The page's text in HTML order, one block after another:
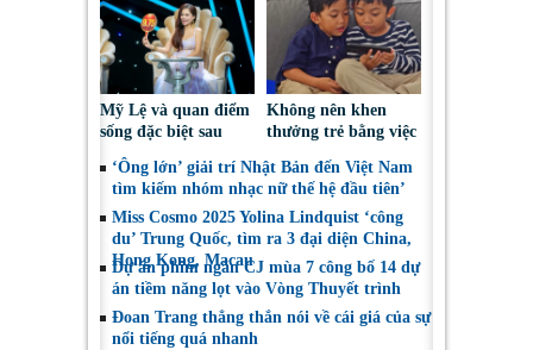
tài Miss Cosmo 2026
Mỹ Lệ và quan điểm
sống đặc biệt sau
Không nên khen
thưởng trẻ bằng việc
thoại
‘Ông lớn’ giải trí Nhật Bản đến Việt Nam
tìm kiếm nhóm nhạc nữ thế hệ đầu tiên’
Miss Cosmo 2025 Yolina Lindquist ‘công
du’ Trung Quốc, tìm ra 3 đại diện China,
Hong Kong, Macau
Dự án phim ngắn CJ mùa 7 công bố 14 dự
án tiềm năng lọt vào Vòng Thuyết trình
Đoan Trang thẳng thắn nói về cái giá của sự
nổi tiếng quá nhanh